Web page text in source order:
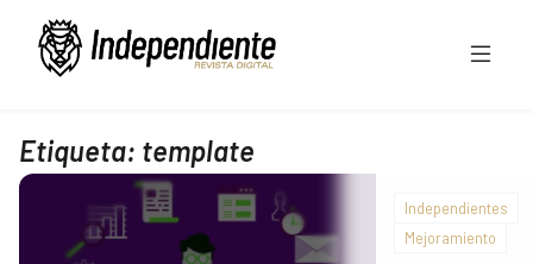
Etiqueta: template
Independientes
Mejoramiento